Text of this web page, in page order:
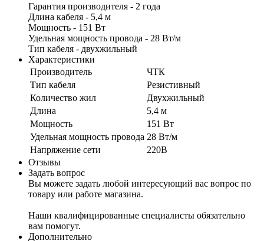
Гарантия производителя - 2 года
Длина кабеля - 5,4 м
Мощность - 151 Вт
Удельная мощность провода - 28 Вт/м
Тип кабеля - двухжильный
Характеристики
Производитель
ЧТК
Тип кабеля
Резистивный
Количество жил
Двухжильный
Длина
5,4 м
Мощность
151 Вт
Удельная мощность провода 28 Вт/м
Напряжение сети
220В
Отзывы
Задать вопрос
Вы можете задать любой интересующий вас вопрос по
товару или работе магазина.
Наши квалифицированные специалисты обязательно
вам помогут.
Дополнительно